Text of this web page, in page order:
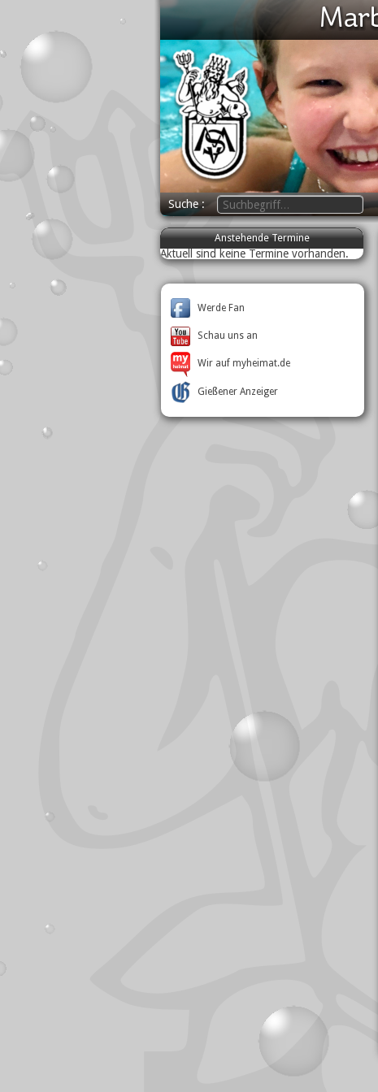
Suche
Anstehende Termine
Aktuell sind keine Termine vorhanden.
Werde Fan
Schau uns an
Wir auf myheimat.de
Gießener Anzeiger